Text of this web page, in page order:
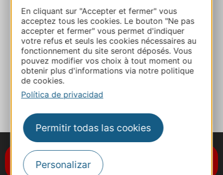
En cliquant sur "Accepter et fermer" vous
acceptez tous les cookies. Le bouton "Ne pas
accepter et fermer" vous permet d'indiquer
votre refus et seuls les cookies nécessaires au
fonctionnement du site seront déposés. Vous
pouvez modifier vos choix à tout moment ou
obtenir plus d'informations via notre politique
de cookies.
Política de privacidad
Permitir todas las cookies
Personalizar
Sitio web
Facebook
A MIS FAVORITOS
Suscríbase al boletín de noticias
Destination Occitanie